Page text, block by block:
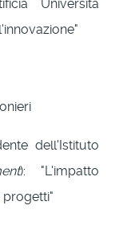
Università
dell'Istituto
): "L'impatto
progetti"